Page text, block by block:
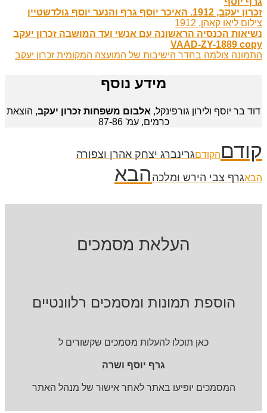
זכרון יעקב, 1912. האיכר יוסף גרף והנער יוסף גולדשטיין
צילום ליאו קאהן, 1912
נשיאות הכנסיה הראשונה עם אנשי ועד המושבה זכרון יעקב
VAAD-ZY-1889 copy
התמונה צולמה בחדר הישיבות של המועצה המקומית זכרון יעקב
מידע נוסף
דוד בר יוסף ולירון גורפינקל, אלבום משפחות זכרון יעקב, הוצאת
כרמים, עמ' 87-86
קודם הקודםגרינברג יצחק אהרן וצפורה
הבאגרף צבי הירש ומלכה הבא
העלאת מסמכים
הוספת תמונות ומסמכים רלוונטיים
כאן תוכלו להעלות מסמכים שקשורים ל
גרף יוסף ושרה
המסמכים יופיעו באתר לאחר אישור של מנהל האתר